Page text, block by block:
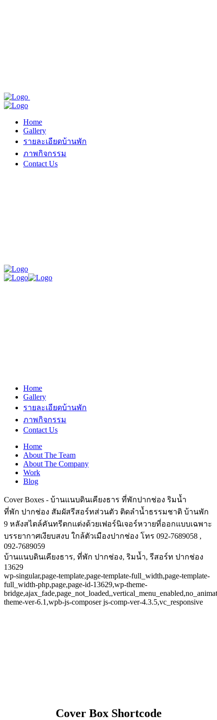
Home
Gallery
รายละเอียดบ้านพัก
ภาพกิจกรรม
Contact Us
Home
Gallery
รายละเอียดบ้านพัก
ภาพกิจกรรม
Contact Us
Home
About The Team
About The Company
Work
Blog
Cover Boxes - บ้านแนบดินเคียงธาร ที่พักปากช่อง ริมน้ำ
ที่พัก ปากช่อง สัมผัสรีสอร์ทส่วนตัว ติดลำน้ำธรรมชาติ บ้านพัก
9 หลังสไตล์คันทรีตกแต่งด้วยเฟอร์นิเจอร์หวายที่ออกแบบเฉพาะ
บรรยากาศเงียบสงบ ใกล้ตัวเมืองปากช่อง โทร 092-7689058 ,
092-7689059
บ้านแนบดินเคียงธาร, ที่พัก ปากช่อง, ริมน้ำ, รีสอร์ท ปากช่อง
13629
wp-singular,page-template,page-template-full_width,page-template-
full_width-php,page,page-id-13629,wp-theme-
theme-ver-6.1,wpb-js-composer js-comp-ver-4.3.5,vc_responsive
Cover Box Shortcode